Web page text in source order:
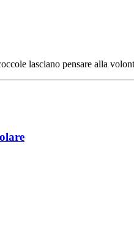
lasciano pensare alla